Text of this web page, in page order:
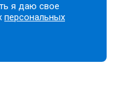
я даю свое
персональных